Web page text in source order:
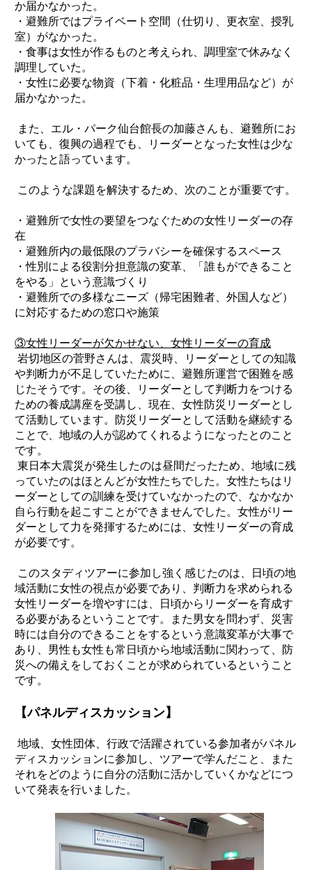
か届かなかった。
・避難所ではプライベート空間（仕切り、更衣室、授乳
室）がなかった。
・食事は女性が作るものと考えられ、調理室で休みなく
調理していた。
・女性に必要な物資（下着・化粧品・生理用品など）が
届かなかった。
また、エル・パーク仙台館長の加藤さんも、避難所にお
いても、復興の過程でも、リーダーとなった女性は少な
かったと語っています。
このような課題を解決するため、次のことが重要です。
・避難所で女性の要望をつなぐための女性リーダーの存
在
・避難所内の最低限のプラバシーを確保するスペース
・性別による役割分担意識の変革、「誰もができること
をやる」という意識づくり
・避難所での多様なニーズ（帰宅困難者、外国人など）
に対応するための窓口や施策
③女性リーダーが欠かせない、女性リーダーの育成
岩切地区の菅野さんは、震災時、リーダーとしての知識
や判断力が不足していたために、避難所運営で困難を感
じたそうです。その後、リーダーとして判断力をつける
ための養成講座を受講し、現在、女性防災リーダーとし
て活動しています。防災リーダーとして活動を継続する
ことで、地域の人が認めてくれるようになったとのこと
です。
東日本大震災が発生したのは昼間だったため、地域に残
っていたのはほとんどが女性たちでした。女性たちはリ
ーダーとしての訓練を受けていなかったので、なかなか
自ら行動を起こすことができませんでした。女性がリー
ダーとして力を発揮するためには、女性リーダーの育成
が必要です。
このスタディツアーに参加し強く感じたのは、日頃の地
域活動に女性の視点が必要であり、判断力を求められる
女性リーダーを増やすには、日頃からリーダーを育成す
る必要があるということです。また男女を問わず、災害
時には自分のできることをするという意識変革が大事で
あり、男性も女性も常日頃から地域活動に関わって、防
災への備えをしておくことが求められているということ
です。
【パネルディスカッション】
地域、女性団体、行政で活躍されている参加者がパネル
ディスカッションに参加し、ツアーで学んだこと、また
それをどのように自分の活動に活かしていくかなどにつ
いて発表を行いました。